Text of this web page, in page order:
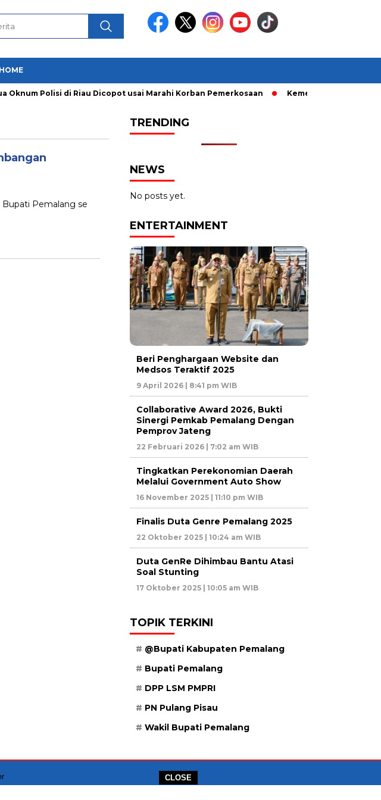
CLOSE
HOME
Polisi di Riau Dicopot usai Marahi Korban Pemerkosaan Kemendag Cabut
Bupati Pemalang se
TRENDING
NEWS
No posts yet.
ENTERTAINMENT
Beri Penghargaan Website dan
Medsos Teraktif 2025
9 April 2026 | 8:41 pm WIB
Collaborative Award 2026, Bukti
Sinergi Pemkab Pemalang Dengan
Pemprov Jateng
22 Februari 2026 | 7:02 am WIB
Tingkatkan Perekonomian Daerah
Melalui Government Auto Show
16 November 2025 | 11:10 pm WIB
Finalis Duta Genre Pemalang 2025
22 Oktober 2025 | 10:24 am WIB
Duta GenRe Dihimbau Bantu Atasi
Soal Stunting
17 Oktober 2025 | 10:05 am WIB
TOPIK TERKINI
@Bupati Kabupaten Pemalang
Bupati Pemalang
DPP LSM PMPRI
PN Pulang Pisau
Wakil Bupati Pemalang
Kantor Kowari:
J1 No.12A, Jakarta